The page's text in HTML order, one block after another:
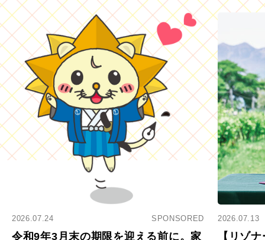
2026.07.24 SPONSORED
令和9年3月末の期限を迎える前に。家
2026.07.13
【リゾ